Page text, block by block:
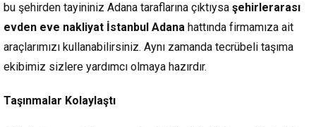
bu şehirden tayininiz Adana taraflarına çıktıysa şehirlerarası
evden eve nakliyat İstanbul Adana hattında firmamıza ait
araçlarımızı kullanabilirsiniz. Aynı zamanda tecrübeli taşıma
ekibimiz sizlere yardımcı olmaya hazırdır.
Taşınmalar Kolaylaştı